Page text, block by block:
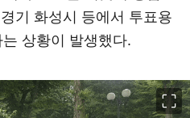
기 화성시 등에서 투표용
상황이 발생했다.